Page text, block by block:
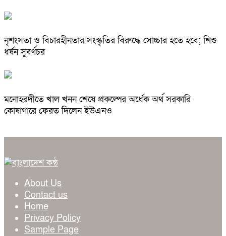
নৃশংসতা ও বিচারহীনতার সংস্কৃতির বিরুদ্ধে সোচ্চার হতে হবে; শিশু
ধর্ষন সুবর্ণচর
মনোহরদীতে খাল খনন শেষে প্রকল্পের অর্ধেক অর্থ সরকারি
কোষাগারে ফেরত দিলেন ইউএনও
About Us
Contact us
Home
Privacy Policy
Sample Page